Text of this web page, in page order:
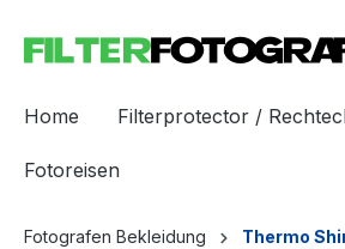
Home Filterprotector /
Fotoreisen
Fotografen Bekleidung Thermo